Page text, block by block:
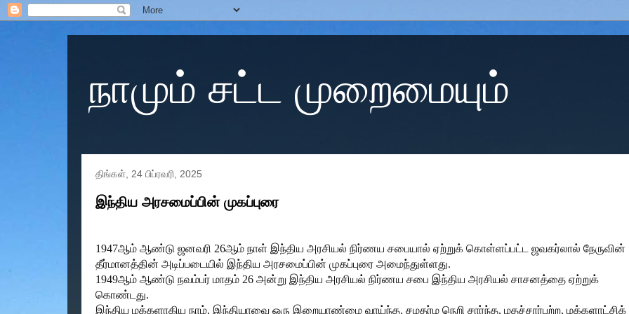
நாமும் சட்ட முறைமையும்
திங்கள், 24 பிப்ரவரி, 2025
இந்திய அரசமைப்பின் முகப்புரை
1947ஆம் ஆண்டு ஜனவரி 26ஆம் நாள் இந்திய அரசியல் நிர்ணய சபையால் ஏற்றுக் கொள்ளப்பட்ட ஜவகர்லால் நேருவின்
தீர்மானத்தின் அடிப்படையில் இந்திய அரசமைப்பின் முகப்புரை அமைந்துள்ளது.
1949ஆம் ஆண்டு நவம்பர் மாதம் 26 அன்று இந்திய அரசியல் நிர்ணய சபை இந்திய அரசியல் சாசனத்தை ஏற்றுக்
கொண்டது.
இந்திய மக்களாகிய நாம், இந்தியாவை ஒரு இறையாண்மை வாய்ந்த, சமதர்ம நெறி சார்ந்த, மதச்சார்பற்ற, மக்களாட்சிக்